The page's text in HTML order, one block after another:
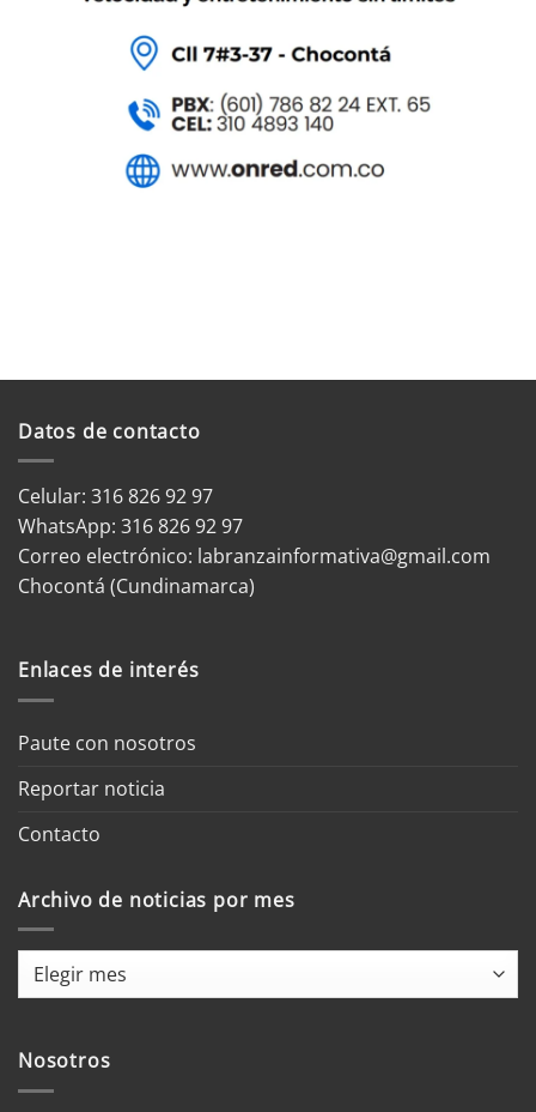
Datos de contacto
Celular: 316 826 92 97
WhatsApp: 316 826 92 97
Correo electrónico: labranzainformativa@gmail.com
Chocontá (Cundinamarca)
Enlaces de interés
Paute con nosotros
Reportar noticia
Contacto
Archivo de noticias por mes
Archivo
mes
Nosotros